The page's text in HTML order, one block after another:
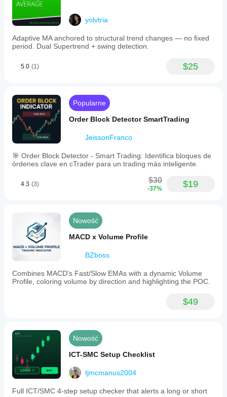
yolvtria
Adaptive MA anchored to structural trend changes — no fixed
period. Dual Supertrend + swing detection.
5.0 (1) $25
Popularne
Order Block Detector SmartTrading
JeissonFranco
🎯 Order Block Detector - Smart Trading: Identifica bloques de
órdenes clave en cTrader para un trading más inteligente.
4.3 (3) $30
-37% $19
Nowość
MACD x Volume Profile
BZboss
Combines MACD's Fast/Slow EMAs with a dynamic Volume
Profile, coloring volume by direction and highlighting the POC.
$49
Nowość
ICT-SMC Setup Checklist
tjmcmanus2004
Full ICT/SMC 4-step setup checker that alerts a long or short